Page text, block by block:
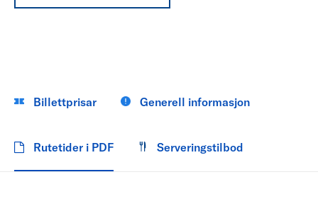
Billettprisar Generell informasjon
Rutetider i PDF Serveringstilbod